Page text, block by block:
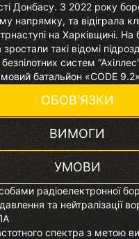
Донбасу. З 2022 року
напрямку, та відіграла
на Харківщині. На
такі відомі
систем
батальйон «CODE
ОБОВ'ЯЗКИ
ВИМОГИ
УМОВИ
радіоелектронної
та нейтралізації
спектра з метою